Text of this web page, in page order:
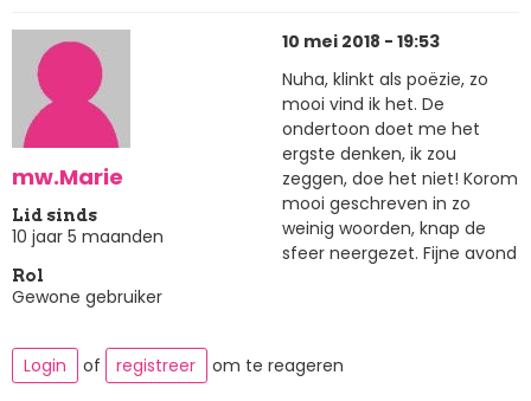
mw.Marie
Lid sinds
10 jaar 5 maanden
Rol
Gewone gebruiker
10 mei 2018 - 19:53
Nuha, klinkt als poëzie, zo
mooi vind ik het. De
ondertoon doet me het
ergste denken, ik zou
zeggen, doe het niet! Korom
mooi geschreven in zo
weinig woorden, knap de
sfeer neergezet. Fijne avond
Login of registreer om te reageren